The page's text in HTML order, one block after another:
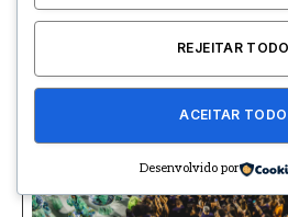
REJEITAR
ACEITAR
Desenvolvido por